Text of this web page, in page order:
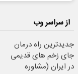
از سراسر وب
جدیدترین راه درمان
جای زخم های قدیمی
در ایران (مشاوره